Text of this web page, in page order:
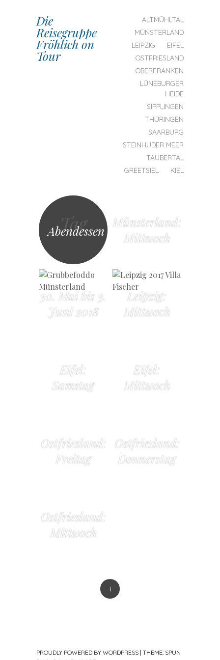
Die
Reisegruppe
Fröhlich on
Tour
MENU
SKIP TO CONTENT
ALTMÜHLTAL
MÜNSTERLAND
LEIPZIG
EIFEL
OSTFRIESLAND
OBERFRANKEN
LÜNEBURGER
HEIDE
SIPPLINGEN
THÜRINGEN
SAARBURG
STEINHUDER MEER
TAUBERTAL
GREETSIEL
KIEL
Tag
Abendessen
Münsterland:
Mittwoch
30. Mai bis 3.
Juni 2018
Leipzig:
Mittwoch
Eifel:
Samstag
Eifel:
Mittwoch
Ostfriesland:
Freitag
Ostfriesland:
Donnerstag
Ostfriesland:
Mittwoch
+
PROUDLY POWERED BY WORDPRESS | THEME: SPUN